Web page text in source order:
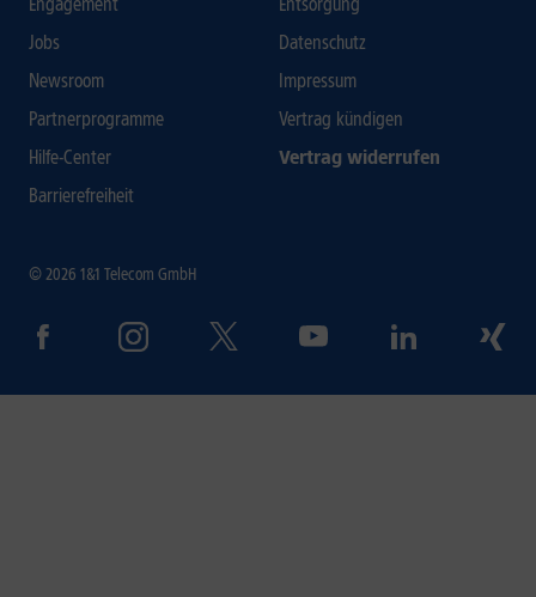
Jobs
Newsroom
Partnerprogramme
Hilfe-Center
Barrierefreiheit
Datenschutz
Impressum
Vertrag kündigen
Vertrag widerrufen
© 2026 1&1 Telecom GmbH